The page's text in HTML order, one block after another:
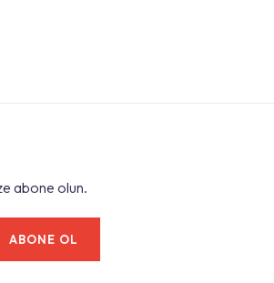
abone olun.
ABONE OL